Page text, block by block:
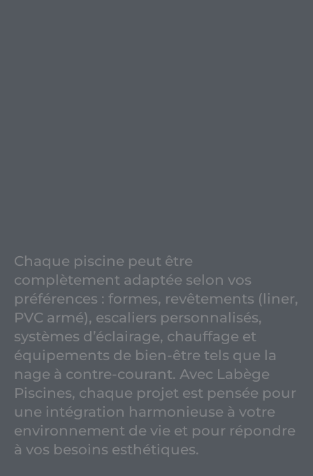
Chaque piscine peut être
complètement adaptée selon vos
préférences : formes, revêtements (liner,
PVC armé), escaliers personnalisés,
systèmes d’éclairage, chauffage et
équipements de bien-être tels que la
nage à contre-courant. Avec Labège
Piscines, chaque projet est pensée pour
une intégration harmonieuse à votre
environnement de vie et pour répondre
à vos besoins esthétiques.